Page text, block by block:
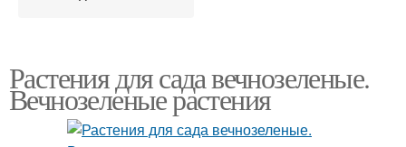
Растения для сада вечнозеленые.
Вечнозеленые растения